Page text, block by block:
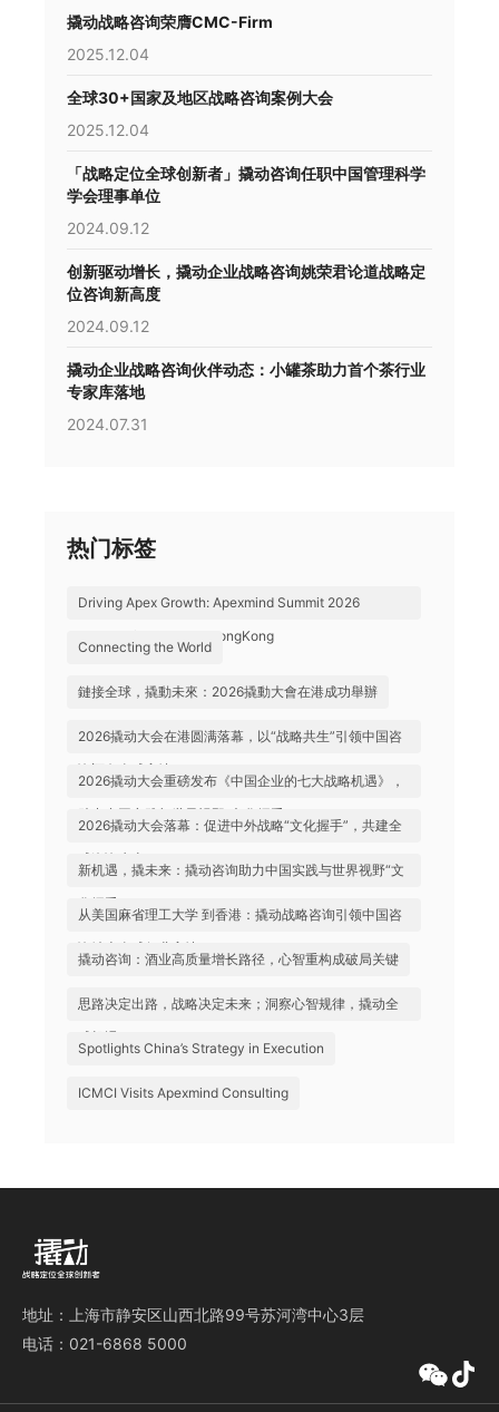
撬动战略咨询荣膺CMC-Firm
2025.12.04
全球30+国家及地区战略咨询案例大会
2025.12.04
「战略定位全球创新者」撬动咨询任职中国管理科学
学会理事单位
2024.09.12
创新驱动增长，撬动企业战略咨询姚荣君论道战略定
位咨询新高度
2024.09.12
撬动企业战略咨询伙伴动态：小罐茶助力首个茶行业
专家库落地
2024.07.31
热门标签
Driving Apex Growth: Apexmind Summit 2026
Successfully Held in HongKong
Connecting the World
鏈接全球，撬動未來：2026撬動大會在港成功舉辦
2026撬动大会在港圆满落幕，以“战略共生”引领中国咨
询迈向全球高地
2026撬动大会重磅发布《中国企业的七大战略机遇》，
助力中国实践与世界视野“文化握手”
2026撬动大会落幕：促进中外战略“文化握手”，共建全
球咨询生态
新机遇，撬未来：撬动咨询助力中国实践与世界视野“文
化握手”
从美国麻省理工大学 到香港：撬动战略咨询引领中国咨
询站上全球行业高地
撬动咨询：酒业高质量增长路径，心智重构成破局关键
思路决定出路，战略决定未来；洞察心智规律，撬动全
球机遇
Spotlights China’s Strategy in Execution
ICMCI Visits Apexmind Consulting
地址：上海市静安区山西北路99号苏河湾中心3层
电话：021-6868 5000